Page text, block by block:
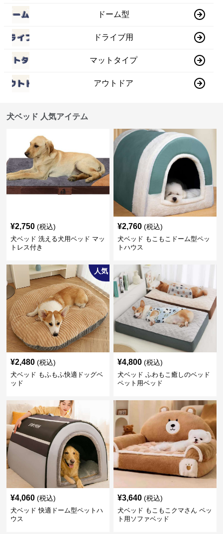
ドーム型
ドライブ用
マットタイプ
アウトドア
犬ベッド 人気アイテム
¥2,750 (税込)
犬ベッド 洗える犬用ベッド マッ
トレス付き
¥2,760 (税込)
犬ベッド もこもこドーム型ペッ
トハウス
人気
¥2,480 (税込)
犬ベッド もふもふ快適ドッグベ
ッド
¥4,800 (税込)
犬ベッド ふわもこ癒しのベッド
ペット用ベッド
¥4,060 (税込)
犬ベッド 快適ドーム型ペットハ
ウス
¥3,640 (税込)
犬ベッド もこもこクマさん ペッ
ト用ソファベッド